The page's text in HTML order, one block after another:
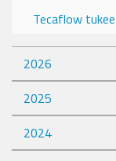
Tecaflow
2026
2025
2024